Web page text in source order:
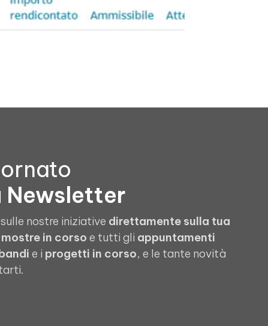
nostre iniziative direttamente sulla tua
mostre in corso e tutti gli appuntamenti
e i progetti in corso, e le tante novità